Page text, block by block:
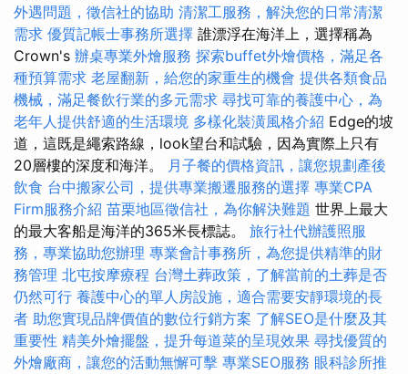
外遇問題，徵信社的協助 清潔工服務，解決您的日常清潔
需求 優質記帳士事務所選擇 誰漂浮在海洋上，選擇稱為
Crown's 辦桌專業外燴服務 探索buffet外燴價格，滿足各
種預算需求 老屋翻新，給您的家重生的機會 提供各類食品
機械，滿足餐飲行業的多元需求 尋找可靠的養護中心，為
老年人提供舒適的生活環境 多樣化裝潢風格介紹 Edge的坡
道，這既是繩索路線，look望台和試驗，因為實際上只有
20層樓的深度和海洋。 月子餐的價格資訊，讓您規劃產後
飲食 台中搬家公司，提供專業搬遷服務的選擇 專業CPA
Firm服務介紹 苗栗地區徵信社，為你解決難題 世界上最大
的最大客船是海洋的365米長標誌。 旅行社代辦護照服
務，專業協助您辦理 專業會計事務所，為您提供精準的財
務管理 北屯按摩療程 台灣土葬政策，了解當前的土葬是否
仍然可行 養護中心的單人房設施，適合需要安靜環境的長
者 助您實現品牌價值的數位行銷方案 了解SEO是什麼及其
重要性 精美外燴擺盤，提升每道菜的呈現效果 尋找優質的
外燴廠商，讓您的活動無懈可擊 專業SEO服務 眼科診所推